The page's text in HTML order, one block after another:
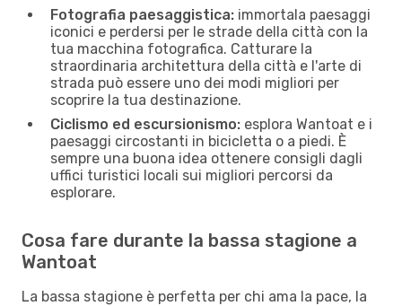
Fotografia paesaggistica: immortala paesaggi
iconici e perdersi per le strade della città con la
tua macchina fotografica. Catturare la
straordinaria architettura della città e l'arte di
strada può essere uno dei modi migliori per
scoprire la tua destinazione.
Ciclismo ed escursionismo: esplora Wantoat e i
paesaggi circostanti in bicicletta o a piedi. È
sempre una buona idea ottenere consigli dagli
uffici turistici locali sui migliori percorsi da
esplorare.
Cosa fare durante la bassa stagione a
Wantoat
La bassa stagione è perfetta per chi ama la pace, la